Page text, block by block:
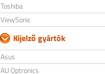
Toshiba
ViewSonic
Kijelző gyártók
Asus
AU Optronics